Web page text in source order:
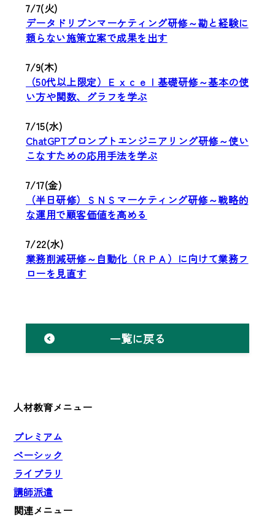
7/7(火)
データドリブンマーケティング研修～勘と経験に
頼らない施策立案で成果を出す
7/9(木)
（50代以上限定）Ｅｘｃｅｌ基礎研修～基本の使
い方や関数、グラフを学ぶ
7/15(水)
ChatGPTプロンプトエンジニアリング研修～使い
こなすための応用手法を学ぶ
7/17(金)
（半日研修）ＳＮＳマーケティング研修～戦略的
な運用で顧客価値を高める
7/22(水)
業務削減研修～自動化（ＲＰＡ）に向けて業務フ
ローを見直す
一覧に戻る
人材教育メニュー
プレミアム
ベーシック
ライブラリ
講師派遣
関連メニュー